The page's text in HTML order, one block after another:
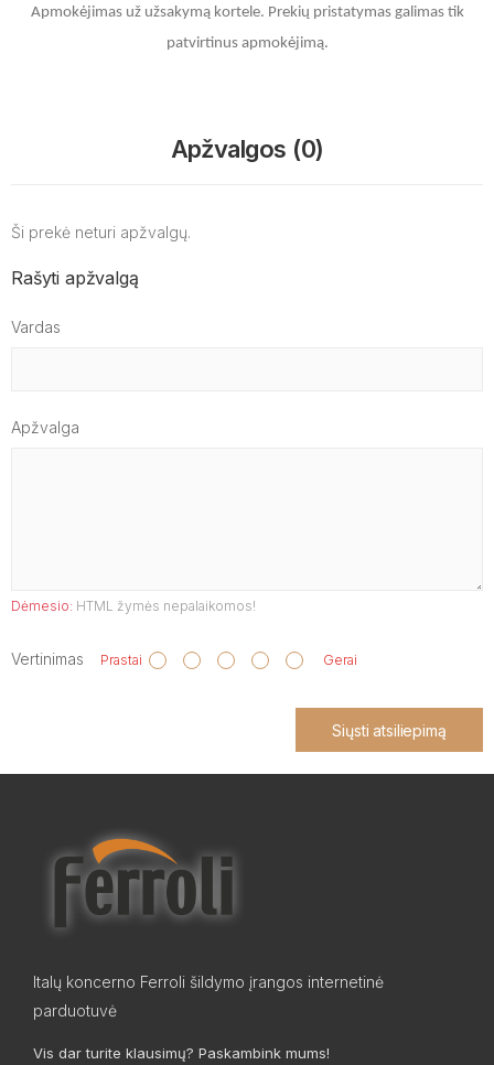
Apmokėjimas už užsakymą kortele. Prekių pristatymas galimas tik
patvirtinus apmokėjimą.
Apžvalgos (0)
Ši prekė neturi apžvalgų.
Rašyti apžvalgą
Vardas
Apžvalga
Dėmesio: HTML žymės nepalaikomos!
Vertinimas Prastai Gerai
Siųsti atsiliepimą
Italų koncerno Ferroli šildymo įrangos internetinė
parduotuvė
Vis dar turite klausimų? Paskambink mums!